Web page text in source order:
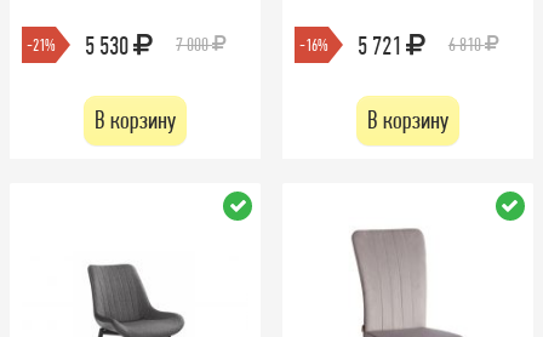
-21% 5 530 7 000
В корзину
-16% 5 721 6 810
В корзину